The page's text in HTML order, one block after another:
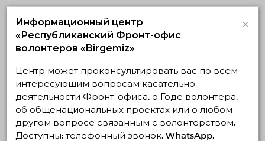
0 откликнувшихся волонтеров
Целью данного мероприятия является оказание
помощи в поиске работы, молодым
специалистам, соискателям из числа
выпускников и молодежи,а также помочь
работодателю выбрать новые кадры.
Информационный центр
«Республиканский Фронт-офис
волонтеров «Birgemiz»
×
Центр может проконсультировать вас по всем
интересующим вопросам касательно
деятельности Фронт-офиса, о Годе волонтера,
об общенациональных проектах или о любом
другом вопросе связанным с волонтерством.
Доступны: телефонный звонок, WhatsApp,